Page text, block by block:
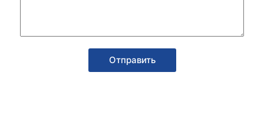
Отправить